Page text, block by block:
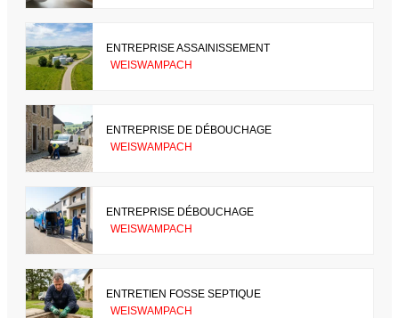
ENTREPRISE ASSAINISSEMENT
WEISWAMPACH
ENTREPRISE DE DÉBOUCHAGE
WEISWAMPACH
ENTREPRISE DÉBOUCHAGE
WEISWAMPACH
ENTRETIEN FOSSE SEPTIQUE
WEISWAMPACH